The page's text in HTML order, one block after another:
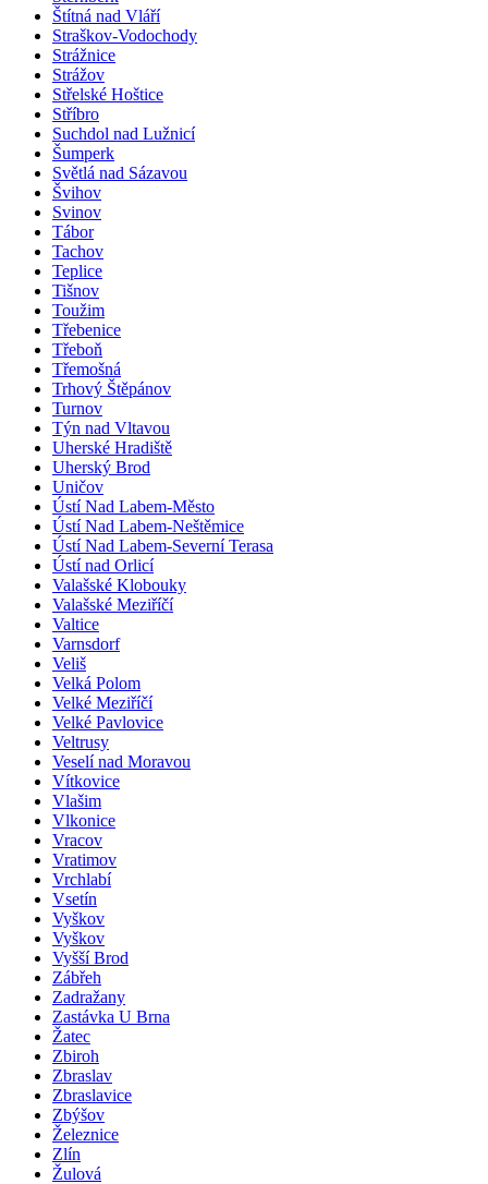
Štítná nad Vláří
Straškov-Vodochody
Strážnice
Strážov
Střelské Hoštice
Stříbro
Suchdol nad Lužnicí
Šumperk
Světlá nad Sázavou
Švihov
Svinov
Tábor
Tachov
Teplice
Tišnov
Toužim
Třebenice
Třeboň
Třemošná
Trhový Štěpánov
Turnov
Týn nad Vltavou
Uherské Hradiště
Uherský Brod
Uničov
Ústí Nad Labem-Město
Ústí Nad Labem-Neštěmice
Ústí Nad Labem-Severní Terasa
Ústí nad Orlicí
Valašské Klobouky
Valašské Meziříčí
Valtice
Varnsdorf
Veliš
Velká Polom
Velké Meziříčí
Velké Pavlovice
Veltrusy
Veselí nad Moravou
Vítkovice
Vlašim
Vlkonice
Vracov
Vratimov
Vrchlabí
Vsetín
Vyškov
Vyškov
Vyšší Brod
Zábřeh
Zadražany
Zastávka U Brna
Žatec
Zbiroh
Zbraslav
Zbraslavice
Zbýšov
Železnice
Zlín
Žulová